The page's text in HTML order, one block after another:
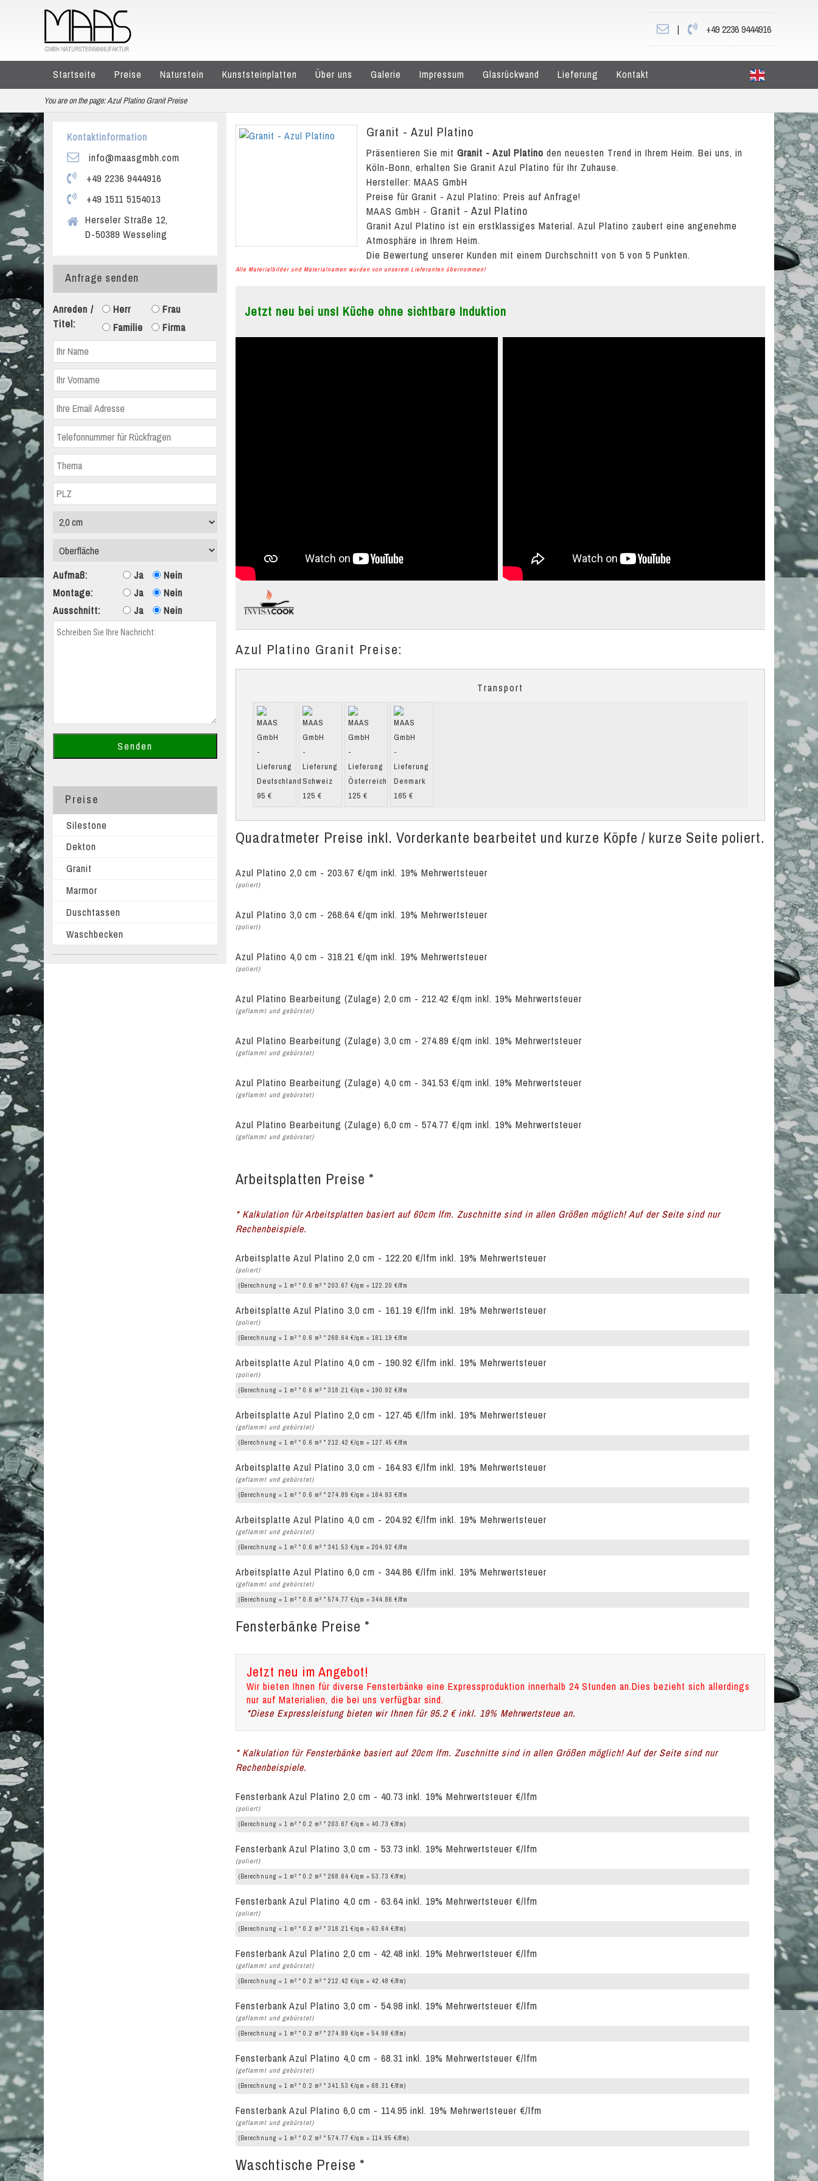
| +49 2236 9444916
Startseite Preise Naturstein Kunststeinplatten Über uns Galerie Impressum Glasrückwand Lieferung Kontakt
You are on the page:Azul Platino Granit Preise
Granit - Azul Platino
Präsentieren Sie mit Granit - Azul Platino den neuesten Trend in Ihrem Heim. Bei uns, in
Köln-Bonn, erhalten Sie Granit Azul Platino für Ihr Zuhause.
Hersteller: MAAS GmbH
Preise für Granit - Azul Platino: Preis auf Anfrage!
MAAS GmbH - Granit - Azul Platino
Granit Azul Platino ist ein erstklassiges Material. Azul Platino zaubert eine angenehme
Atmosphäre in Ihrem Heim.
Die Bewertung unserer Kunden mit einem Durchschnitt von 5 von 5 Punkten.
Alle Materialbilder und Materialnamen wurden von unserem Lieferanten übernommen!
Jetzt neu bei uns! Küche ohne sichtbare Induktion
Azul Platino Granit Preise:
Transport
Quadratmeter Preise inkl. Vorderkante bearbeitet und kurze Köpfe / kurze Seite poliert.
Azul Platino 2,0 cm - 203.67 €/qm inkl. 19% Mehrwertsteuer
(poliert)
Azul Platino 3,0 cm - 268.64 €/qm inkl. 19% Mehrwertsteuer
(poliert)
Azul Platino 4,0 cm - 318.21 €/qm inkl. 19% Mehrwertsteuer
(poliert)
Azul Platino Bearbeitung (Zulage) 2,0 cm - 212.42 €/qm inkl. 19% Mehrwertsteuer
(geflammt und gebürstet)
Azul Platino Bearbeitung (Zulage) 3,0 cm - 274.89 €/qm inkl. 19% Mehrwertsteuer
(geflammt und gebürstet)
Azul Platino Bearbeitung (Zulage) 4,0 cm - 341.53 €/qm inkl. 19% Mehrwertsteuer
(geflammt und gebürstet)
Azul Platino Bearbeitung (Zulage) 6,0 cm - 574.77 €/qm inkl. 19% Mehrwertsteuer
(geflammt und gebürstet)
Arbeitsplatten Preise *
* Kalkulation für Arbeitsplatten basiert auf 60cm lfm. Zuschnitte sind in allen Größen möglich! Auf der Seite sind nur
Rechenbeispiele.
Arbeitsplatte Azul Platino 2,0 cm - 122.20 €/lfm inkl. 19% Mehrwertsteuer
(poliert)
(Berechnung = 1 m 2 * 0.6 m 2 * 203.67 €/qm = 122.20 €/lfm
Arbeitsplatte Azul Platino 3,0 cm - 161.19 €/lfm inkl. 19% Mehrwertsteuer
(poliert)
(Berechnung = 1 m 2 * 0.6 m 2 * 268.64 €/qm = 161.19 €/lfm
Arbeitsplatte Azul Platino 4,0 cm - 190.92 €/lfm inkl. 19% Mehrwertsteuer
(poliert)
(Berechnung = 1 m 2 * 0.6 m 2 * 318.21 €/qm = 190.92 €/lfm
Arbeitsplatte Azul Platino 2,0 cm - 127.45 €/lfm inkl. 19% Mehrwertsteuer
(geflammt und gebürstet)
(Berechnung = 1 m 2 * 0.6 m 2 * 212.42 €/qm = 127.45 €/lfm
Arbeitsplatte Azul Platino 3,0 cm - 164.93 €/lfm inkl. 19% Mehrwertsteuer
(geflammt und gebürstet)
(Berechnung = 1 m 2 * 0.6 m 2 * 274.89 €/qm = 164.93 €/lfm
Arbeitsplatte Azul Platino 4,0 cm - 204.92 €/lfm inkl. 19% Mehrwertsteuer
(geflammt und gebürstet)
(Berechnung = 1 m 2 * 0.6 m 2 * 341.53 €/qm = 204.92 €/lfm
Arbeitsplatte Azul Platino 6,0 cm - 344.86 €/lfm inkl. 19% Mehrwertsteuer
(geflammt und gebürstet)
(Berechnung = 1 m 2 * 0.6 m 2 * 574.77 €/qm = 344.86 €/lfm
Fensterbänke Preise *
Jetzt neu im Angebot!
Wir bieten Ihnen für diverse Fensterbänke eine Expressproduktion innerhalb 24 Stunden an.Dies bezieht sich allerdings
nur auf Materialien, die bei uns verfügbar sind.
*Diese Expressleistung bieten wir Ihnen für 95.2 € inkl. 19% Mehrwertsteue an.
* Kalkulation für Fensterbänke basiert auf 20cm lfm. Zuschnitte sind in allen Größen möglich! Auf der Seite sind nur
Rechenbeispiele.
Fensterbank Azul Platino 2,0 cm - 40.73 inkl. 19% Mehrwertsteuer €/lfm
(poliert)
(Berechnung = 1 m 2 * 0.2 m 2 * 203.67 €/qm = 40.73 €/lfm)
Fensterbank Azul Platino 3,0 cm - 53.73 inkl. 19% Mehrwertsteuer €/lfm
(poliert)
(Berechnung = 1 m 2 * 0.2 m 2 * 268.64 €/qm = 53.73 €/lfm)
Fensterbank Azul Platino 4,0 cm - 63.64 inkl. 19% Mehrwertsteuer €/lfm
(poliert)
(Berechnung = 1 m 2 * 0.2 m 2 * 318.21 €/qm = 63.64 €/lfm)
Fensterbank Azul Platino 2,0 cm - 42.48 inkl. 19% Mehrwertsteuer €/lfm
(geflammt und gebürstet)
(Berechnung = 1 m 2 * 0.2 m 2 * 212.42 €/qm = 42.48 €/lfm)
Fensterbank Azul Platino 3,0 cm - 54.98 inkl. 19% Mehrwertsteuer €/lfm
(geflammt und gebürstet)
(Berechnung = 1 m 2 * 0.2 m 2 * 274.89 €/qm = 54.98 €/lfm)
Fensterbank Azul Platino 4,0 cm - 68.31 inkl. 19% Mehrwertsteuer €/lfm
(geflammt und gebürstet)
(Berechnung = 1 m 2 * 0.2 m 2 * 341.53 €/qm = 68.31 €/lfm)
Fensterbank Azul Platino 6,0 cm - 114.95 inkl. 19% Mehrwertsteuer €/lfm
(geflammt und gebürstet)
(Berechnung = 1 m 2 * 0.2 m 2 * 574.77 €/qm = 114.95 €/lfm)
Waschtische Preise *
Kontaktinformation
info@maasgmbh.com
+49 2236 9444916
+49 1511 5154013
Herseler Straße 12,
D-50389 Wesseling
Anfrage senden
Anreden /
Titel:
Herr
Frau
Familie
Firma
Aufmaß: Ja
Nein
Montage:
Ja
Nein
Ausschnitt:
Ja Nein
Preise
Silestone
Dekton
Granit
Marmor
Duschtassen
Waschbecken